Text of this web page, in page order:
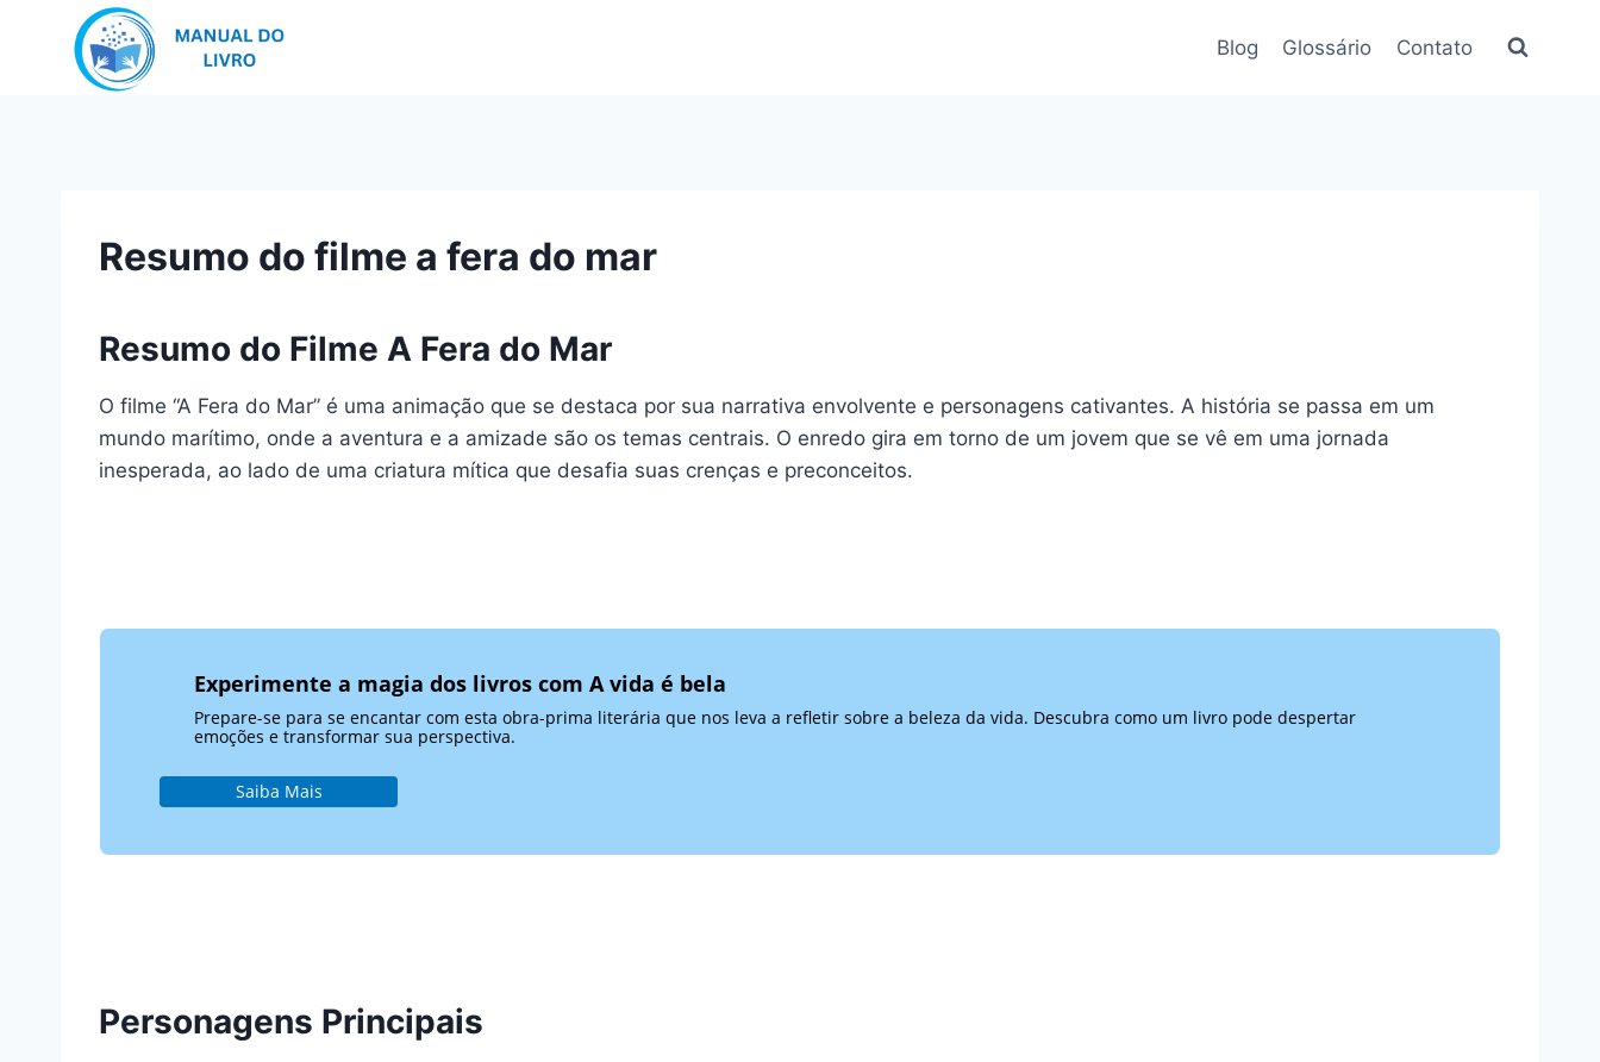
Blog Glossário Contato
Resumo do filme a fera do mar
Resumo do Filme A Fera do Mar
O filme “A Fera do Mar” é uma animação que se destaca por sua narrativa envolvente e personagens cativantes. A história se passa em um
mundo marítimo, onde a aventura e a amizade são os temas centrais. O enredo gira em torno de um jovem que se vê em uma jornada
inesperada, ao lado de uma criatura mítica que desafia suas crenças e preconceitos.
Experimente a magia dos livros com A vida é bela
Prepare-se para se encantar com esta obra-prima literária que nos leva a refletir sobre a beleza da vida. Descubra como um livro pode despertar
emoções e transformar sua perspectiva.
Saiba Mais
Personagens Principais